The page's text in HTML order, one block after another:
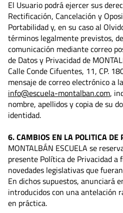
El Usuario podrá ejercer sus
Rectificación, Cancelación y
Portabilidad y, en su caso al
términos legalmente previstos,
comunicación mediante correo
de Datos y Privacidad de
Calle Conde Cifuentes, 11, CP.
mensaje de correo electrónico a
info@escuela-montalban.com,
nombre, apellidos y copia de su
identidad.
6. CAMBIOS EN LA POLITICA DE
MONTALBÁN ESCUELA se
presente Política de Privacidad a
novedades legislativas que
En dichos supuestos, anunciará
introducidos con una antelación
en práctica.